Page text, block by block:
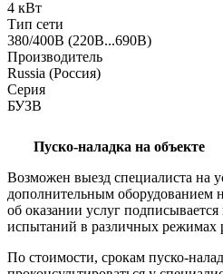
4 кВт
Тип сети
380/400В (220В...690В)
Производитель
Russia (Россия)
Серия
БУЗВ
Пуско-наладка на объекте
Возможен выезд специалиста на
дополнительным оборудованием
об оказании услуг
испытаний в различных режимах
По стоимости, срокам пуско-